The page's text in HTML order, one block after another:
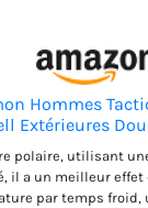
Hommes
Extérieures
Manteau
Poches
polaire, utilisant
il a un meilleur effet
par temps froid,